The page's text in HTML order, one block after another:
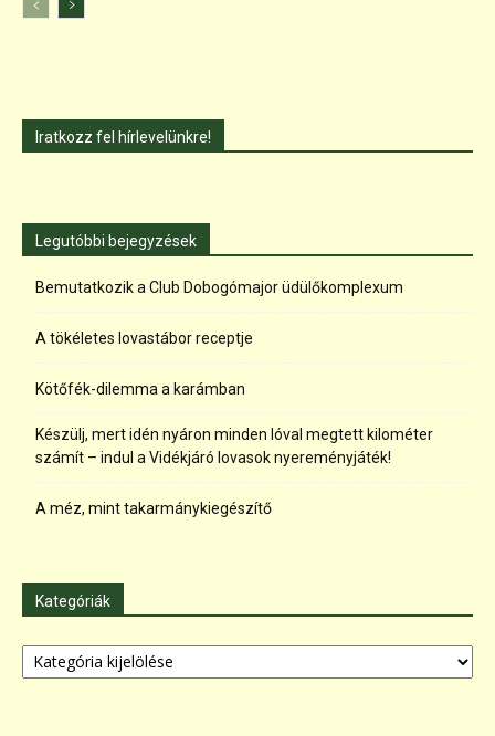
Iratkozz fel hírlevelünkre!
Legutóbbi bejegyzések
Bemutatkozik a Club Dobogómajor üdülőkomplexum
A tökéletes lovastábor receptje
Kötőfék-dilemma a karámban
Készülj, mert idén nyáron minden lóval megtett kilométer
számít – indul a Vidékjáró lovasok nyereményjáték!
A méz, mint takarmánykiegészítő
Kategóriák
Kategóriák